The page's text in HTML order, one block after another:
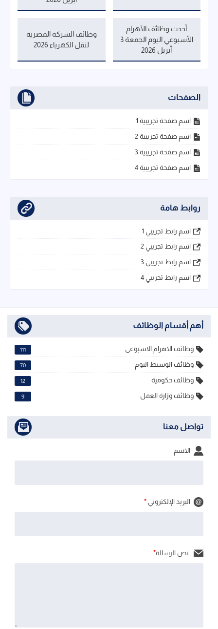
أحدث وظائف الأهرام
الأسبوعي اليوم الجمعة 3
أبريل 2026
وظائف الشركة المصرية
لنقل الكهرباء 2026
الصفحات
اسم صفحة تجريبية 1
اسم صفحة تجريبية 2
اسم صفحة تجريبية 3
اسم صفحة تجريبية 4
روابط هامة
اسم رابط تجريبي 1
اسم رابط تجريبي 2
اسم رابط تجريبي 3
اسم رابط تجريبي 4
أهم أقسام الوظائف
وظائف الاهرام الاسبوعى 111
وظائف الوسيط اليوم 70
وظائف حكومية 12
وظائف وزارة العمل 9
تواصل معنا
الاسم
البريد الإلكتروني *
نص الرسالة*